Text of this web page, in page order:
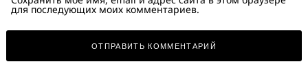
для последующих моих комментариев.